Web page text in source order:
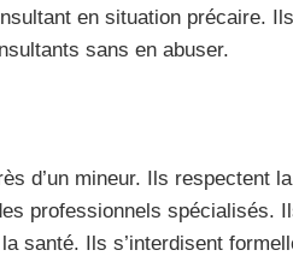
en situation précaire.
sans en abuser.
d’un mineur. Ils respectent
professionnels spécialisés.
santé. Ils s’interdisent